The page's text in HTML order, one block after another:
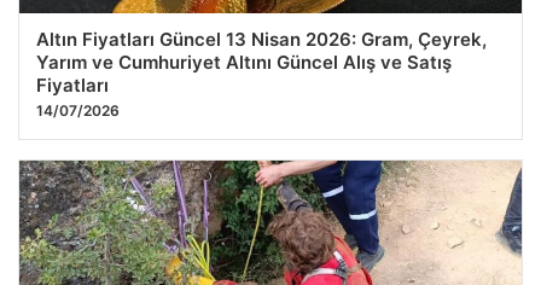
Altın Fiyatları Güncel 13 Nisan 2026: Gram, Çeyrek,
Yarım ve Cumhuriyet Altını Güncel Alış ve Satış
Fiyatları
14/07/2026